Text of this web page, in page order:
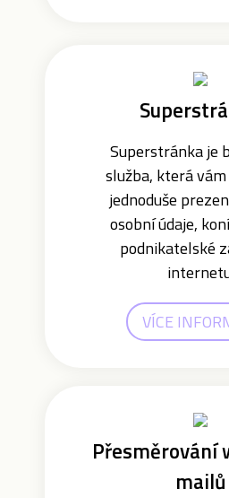
Superstránka je
služba, která
jednoduše
osobní údaje,
podnikatelské
VÍCE
Přesměrování
mailů